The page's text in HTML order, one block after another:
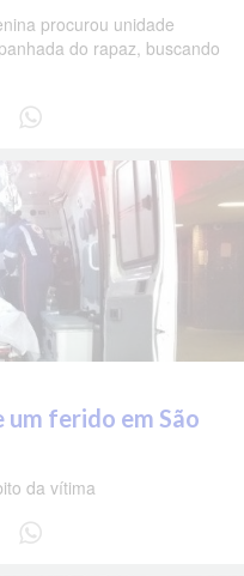
procurou unidade
do rapaz, buscando
ferido em São
da vítima